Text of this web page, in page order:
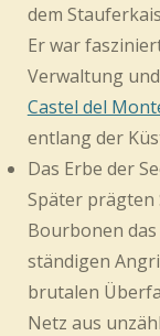
dem
Er war
Verwaltung
Castel del
entlang der
Das Erbe der
Später prägten
Bourbonen das
ständigen
brutalen
Netz aus